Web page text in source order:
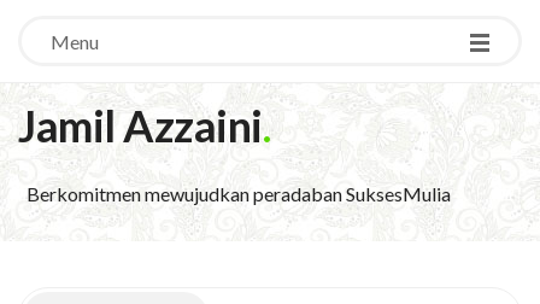
Menu
Jamil Azzaini.
Berkomitmen mewujudkan peradaban SuksesMulia